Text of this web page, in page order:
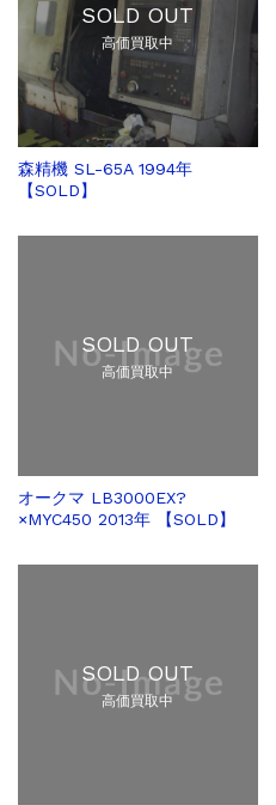
SOLD OUT
高価買取中
森精機 SL-65A 1994年
【SOLD】
SOLD OUT
高価買取中
オークマ LB3000EX?
×MYC450 2013年 【SOLD】
SOLD OUT
高価買取中